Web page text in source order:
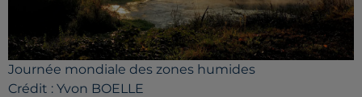
Journée mondiale des zones humides
Crédit : Yvon BOELLE